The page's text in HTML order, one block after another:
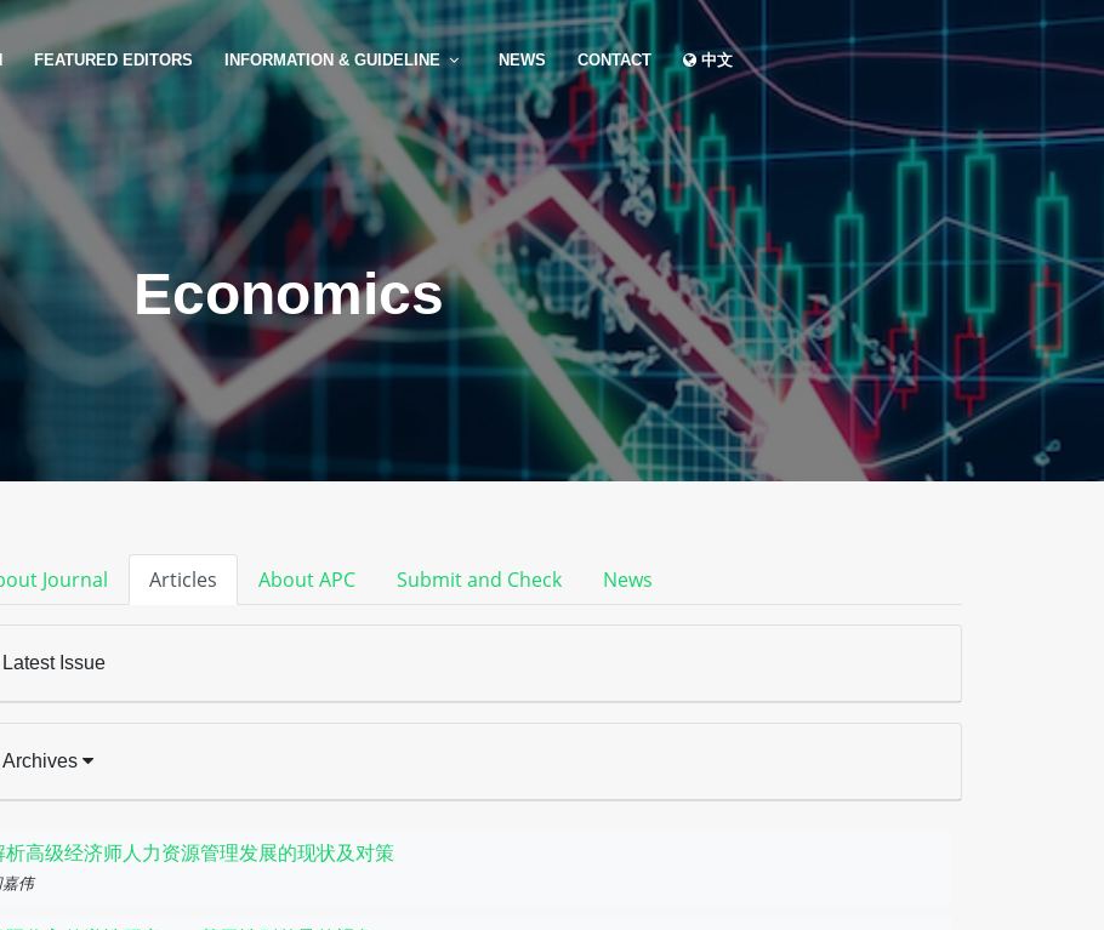
FEATURED EDITORS INFORMATION & GUIDELINE NEWS CONTACT 中文
Economics
Journal Articles About APC Submit and Check News
Latest Issue
Archives
析高级经济师人力资源管理发展的现状及对策
嘉伟